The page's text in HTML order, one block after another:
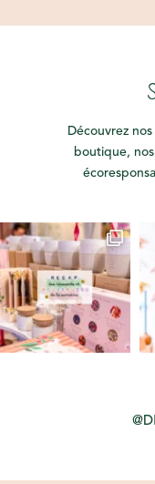
Découvrez
boutique,